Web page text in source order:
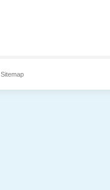
Sitemap